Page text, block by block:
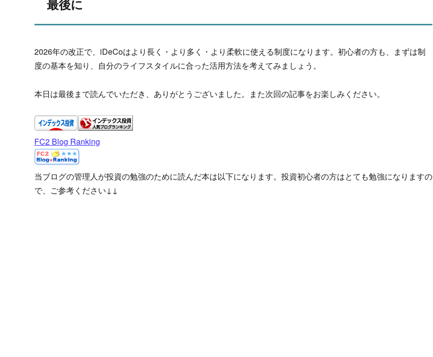
最後に
2026年の改正で、iDeCoはより長く・より多く・ より柔軟に使える制度になります。初心者の方も、まずは制
度の基本を知り、 自分のライフスタイルに合った活用方法を考えてみましょう。
本日は最後まで読んでいただき、ありがとうございました。また次回の記事をお楽しみください。
FC2 Blog Ranking
当ブログの管理人が投資の勉強のために読んだ本は以下になります。投資初心者の方はとても勉強になりますの
で、ご参考ください↓↓